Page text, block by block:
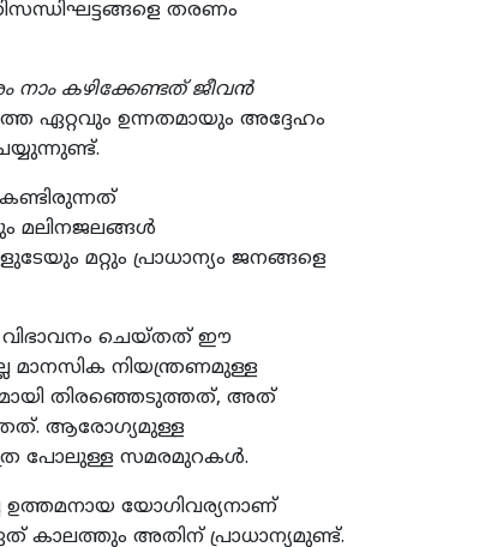
തരണം
നാം കഴിക്കേണ്ടത് ജീവന്‍
ഏറ്റവും ഉന്നതമായും അദ്ദേഹം
മലിനജലങ്ങള്‍
മറ്റും പ്രാധാന്യം ജനങ്ങളെ
വിഭാവനം ചെയ്തത് ഈ
മാനസിക നിയന്ത്രണമുള്ള
തിരഞ്ഞെടുത്തത്, അത്
ആരോഗ്യമുള്ള
പോലുള്ള സമരമുറകള്‍.
ഉത്തമനായ യോഗിവര്യനാണ്
കാലത്തും അതിന് പ്രാധാന്യമുണ്ട്.